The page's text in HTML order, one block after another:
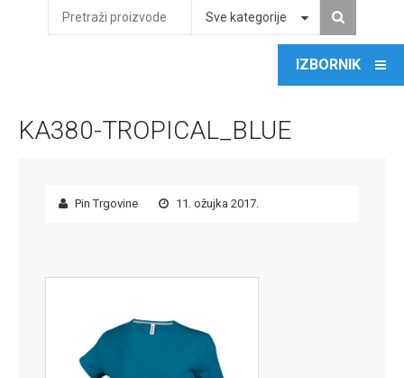
Sve kategorije
KA380-TROPICAL_BLUE
Pin Trgovine 11. ožujka 2017.